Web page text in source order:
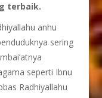
terbaik.
anhu
sering
seperti Ibnu
Radhiyallahu